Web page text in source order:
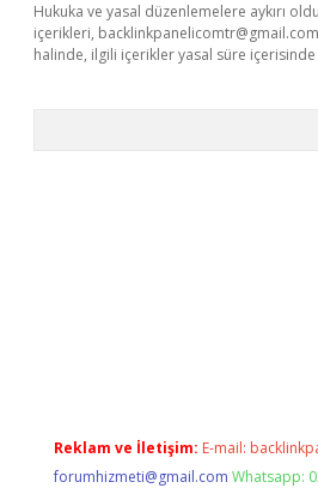
Hukuka ve yasal düzenlemelere aykırı
içerikleri, backlinkpanelicomtr@gmail.com
halinde, ilgili içerikler yasal süre içerisinde
Reklam ve İletişim: E-mail:
forumhizmeti@gmail.com Whatsapp: